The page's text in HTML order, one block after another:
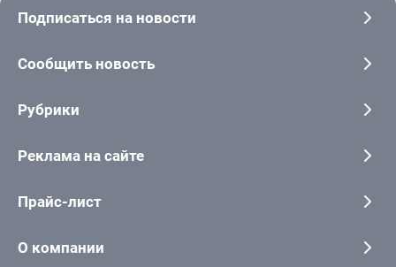
Подписаться на новости
Сообщить новость
Рубрики
Реклама на сайте
Прайс-лист
О компании